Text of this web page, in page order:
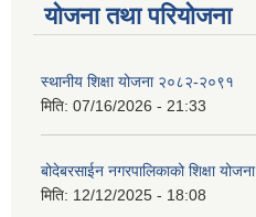
योजना तथा परियोजना
स्थानीय शिक्षा योजना २०८२-२०९१
मिति: 07/16/2026 - 21:33
बोदेबरसाईन नगरपालिकाको शिक्षा योजना
मिति: 12/12/2025 - 18:08